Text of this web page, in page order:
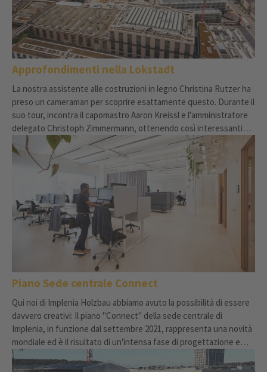
Approfondimenti nella Lokstadt
La nostra assistente alle costruzioni in legno Christina Rutzer ha
preso un cameraman per scoprire esattamente questo. Durante il
suo tour, incontra il capomastro Aaron Kreissl e l'amministratore
delegato Christoph Zimmermann, ottenendo così interessanti
informazioni di prima mano. Aaron ci dà un'idea delle pietre miliari
di Lokstadt finora raggiunte. Christoph ci parla del grattacielo in
legno "Rocket", un progetto unico nel suo genere, alto 100 metri.
Piano Sede centrale Connect
Qui noi di Implenia Holzbau abbiamo avuto la possibilità di essere
davvero creativi: Il piano "Connect" della sede centrale di
Implenia, in funzione dal settembre 2021, rappresenta una novità
mondiale ed è il risultato di un'intensa fase di progettazione e
sperimentazione. La nostra soluzione combina flessibilità,
estetica moderna e sostenibilità - e ci fornisce anche nuove